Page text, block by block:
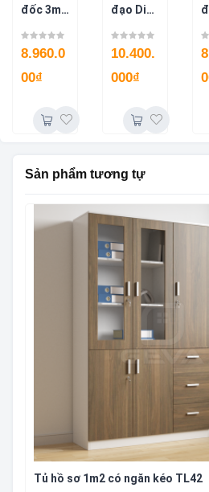
đốc 3m2
8.960.0
00₫
đạo Dias
10.400.
000₫
Sản phẩm tương tự
Tủ hồ sơ 1m2 có ngăn kéo TL42